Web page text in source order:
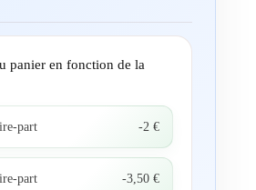
panier en fonction de la
part -2 €
part -3,50 €